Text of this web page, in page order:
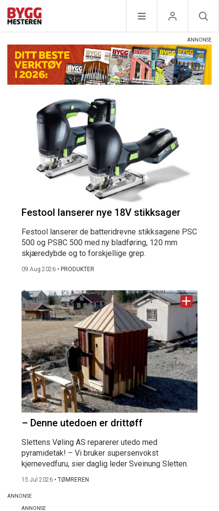
Festool lanserer nye 18V stikksager
Festool lanserer de batteridrevne stikksagene PSC
500 og PSBC 500 med ny bladføring, 120 mm
skjæredybde og to forskjellige grep.
09 Aug 2026 • PRODUKTER
– Denne utedoen er drittøff
Slettens Vøling AS reparerer utedo med
pyramidetak! – Vi bruker supersenvokst
kjernevedfuru, sier daglig leder Sveinung Sletten.
15 Jul 2026 • TØMREREN